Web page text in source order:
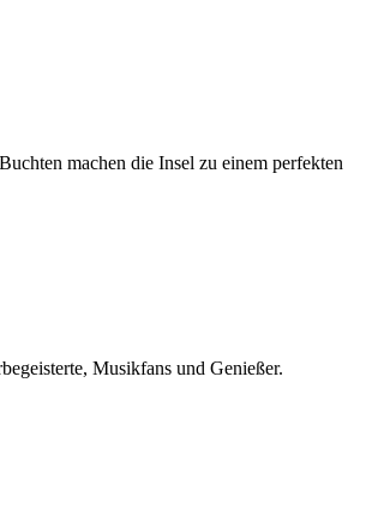
machen die Insel zu einem perfekten
Musikfans und Genießer.